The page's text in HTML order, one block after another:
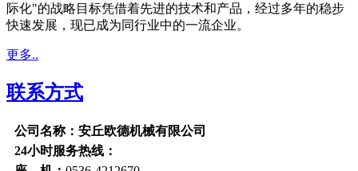
际化"的战略目标凭借着先进的技术和产品，经过多年的稳步
快速发展，现已成为同行业中的一流企业。
更多..
联系方式
公司名称：安丘欧德机械有限公司
24小时服务热线：